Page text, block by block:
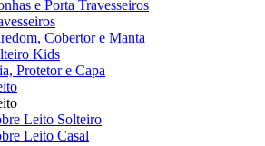
e Porta Travesseiros
Cobertor e Manta
Kids
Protetor e Capa
Leito Solteiro
Leito Casal